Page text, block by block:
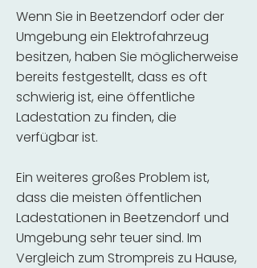
Wenn Sie in Beetzendorf oder der
Umgebung ein Elektrofahrzeug
besitzen, haben Sie möglicherweise
bereits festgestellt, dass es oft
schwierig ist, eine öffentliche
Ladestation zu finden, die
verfügbar ist.
Ein weiteres großes Problem ist,
dass die meisten öffentlichen
Ladestationen in Beetzendorf und
Umgebung sehr teuer sind. Im
Vergleich zum Strompreis zu Hause,